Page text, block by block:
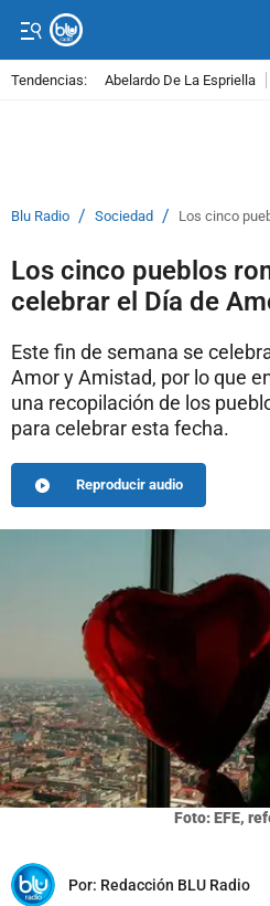
Tendencias: Abelardo De La Espriella
Blu Radio / Sociedad / Los cinco
Los cinco pueblos
celebrar el Día de
Este fin de semana se
Amor y Amistad, por lo que
una recopilación de los
para celebrar esta fecha.
Reproducir audio
Foto: EFE,
Por: Redacción BLU Radio